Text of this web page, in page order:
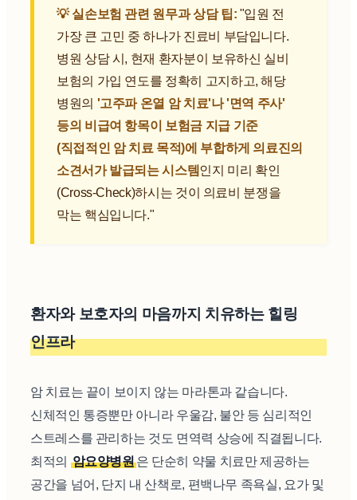
💡 실손보험 관련 원무과 상담 팁: "입원 전
가장 큰 고민 중 하나가 진료비 부담입니다.
병원 상담 시, 현재 환자분이 보유하신 실비
보험의 가입 연도를 정확히 고지하고, 해당
병원의 '고주파 온열 암 치료'나 '면역 주사'
등의 비급여 항목이 보험금 지급 기준
(직접적인 암 치료 목적)에 부합하게 의료진의
소견서가 발급되는 시스템인지 미리 확인
(Cross-Check)하시는 것이 의료비 분쟁을
막는 핵심입니다."
환자와 보호자의 마음까지 치유하는 힐링
인프라
암 치료는 끝이 보이지 않는 마라톤과 같습니다.
신체적인 통증뿐만 아니라 우울감, 불안 등 심리적인
스트레스를 관리하는 것도 면역력 상승에 직결됩니다.
최적의 암요양병원은 단순히 약물 치료만 제공하는
공간을 넘어, 단지 내 산책로, 편백나무 족욕실, 요가 및